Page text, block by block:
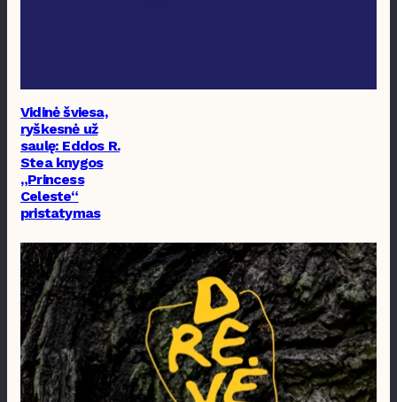
Vidinė šviesa,
ryškesnė už
saulę: Eddos R.
Stea knygos
„Princess
Celeste“
pristatymas